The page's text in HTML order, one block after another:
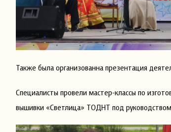
Также была организованна презентация
Специалисты провели мастер-классы по
вышивки «Светлица» ТОДНТ под